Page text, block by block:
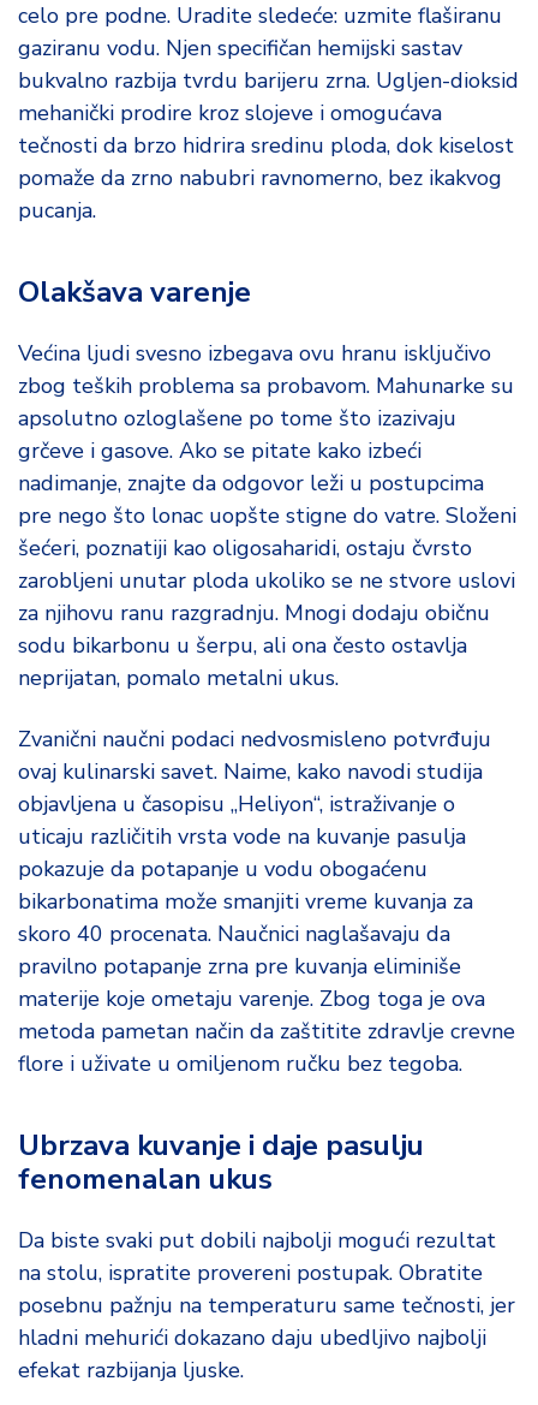
celo pre podne. Uradite sledeće: uzmite flaširanu
gaziranu vodu. Njen specifičan hemijski sastav
bukvalno razbija tvrdu barijeru zrna. Ugljen-dioksid
mehanički prodire kroz slojeve i omogućava
tečnosti da brzo hidrira sredinu ploda, dok kiselost
pomaže da zrno nabubri ravnomerno, bez ikakvog
pucanja.
Olakšava varenje
Većina ljudi svesno izbegava ovu hranu isključivo
zbog teških problema sa probavom. Mahunarke su
apsolutno ozloglašene po tome što izazivaju
grčeve i gasove. Ako se pitate kako izbeći
nadimanje, znajte da odgovor leži u postupcima
pre nego što lonac uopšte stigne do vatre. Složeni
šećeri, poznatiji kao oligosaharidi, ostaju čvrsto
zarobljeni unutar ploda ukoliko se ne stvore uslovi
za njihovu ranu razgradnju. Mnogi dodaju običnu
sodu bikarbonu u šerpu, ali ona često ostavlja
neprijatan, pomalo metalni ukus.
Zvanični naučni podaci nedvosmisleno potvrđuju
ovaj kulinarski savet. Naime, kako navodi studija
objavljena u časopisu „Heliyon“, istraživanje o
uticaju različitih vrsta vode na kuvanje pasulja
pokazuje da potapanje u vodu obogaćenu
bikarbonatima može smanjiti vreme kuvanja za
skoro 40 procenata. Naučnici naglašavaju da
pravilno potapanje zrna pre kuvanja eliminiše
materije koje ometaju varenje. Zbog toga je ova
metoda pametan način da zaštitite zdravlje crevne
flore i uživate u omiljenom ručku bez tegoba.
Ubrzava kuvanje i daje pasulju
fenomenalan ukus
Da biste svaki put dobili najbolji mogući rezultat
na stolu, ispratite provereni postupak. Obratite
posebnu pažnju na temperaturu same tečnosti, jer
hladni mehurići dokazano daju ubedljivo najbolji
efekat razbijanja ljuske.